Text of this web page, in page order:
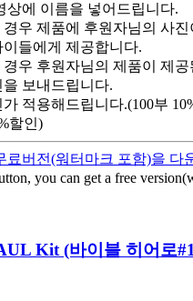
상에 이름을 넣어드립니다.
우 제품에 후원자님의 사
들에게 제공합니다.
우 후원자님의 제품이 제
보내드립니다.
적용해드립니다.(100부
할인)
료버전(워터마크 포함)을 다
you can get a free
Kit (바이블 히어로